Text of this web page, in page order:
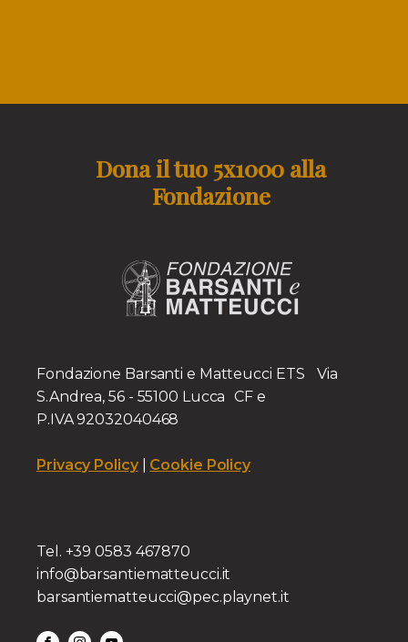
Dona il tuo 5x1000 alla
Fondazione
Fondazione Barsanti e Matteucci ETS Via
S.Andrea, 56 - 55100 Lucca CF e
P.IVA 92032040468
Privacy Policy| Cookie Policy
Tel. +39 0583 467870
info@barsantiematteucci.it
barsantiematteucci@pec.playnet.it